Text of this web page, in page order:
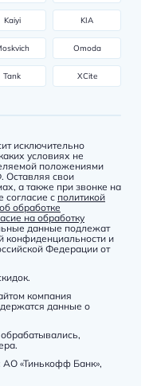
Kaiyi KIA
Omoda
Tank XCite
исключительно
условиях не
положениями
Оставляя свои
а также при звонке на
согласие с политикой
обработке
на обработку
данные подлежат
конфиденциальности и
Федерации от
компания
данные о
АО «Тинькофф Банк»,